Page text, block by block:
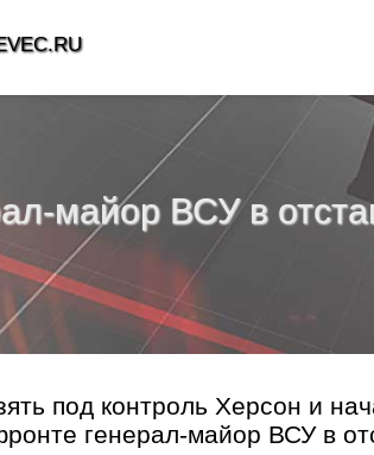
майор ВСУ в
под контроль Херсон и
генерал-майор ВСУ в